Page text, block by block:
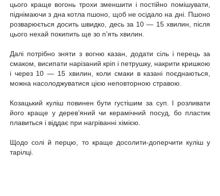
цього краще вогонь трохи зменшити і постійно помішувати,
піднімаючи з дна котла пшоно, щоб не осідало на дні. Пшоно
розварюється досить швидко, десь за 10 — 15 хвилин, після
цього нехай покипить ще зо п’ять хвилин.
Далі потрібно зняти з вогню казан, додати сіль і перець за
смаком, висипати нарізаний кріп і петрушку, накрити кришкою
і через 10 — 15 хвилин, коли смаки в казані поєднаються,
можна насолоджуватися цією неповторною стравою.
Козацький куліш повинен бути густішим за суп. І розливати
його краще у дерев’яний чи керамічний посуд, бо пластик
плавиться і віддає при нагріванні хімією.
Щодо солі й перцю, то краще досолити-доперчити куліш у
тарілці.